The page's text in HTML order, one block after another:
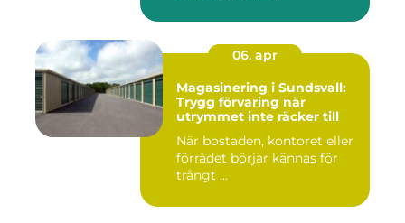
06. apr
Magasinering i Sundsvall:
Trygg förvaring när
utrymmet inte räcker till
När bostaden, kontoret eller
förrådet börjar kännas för
trångt ...